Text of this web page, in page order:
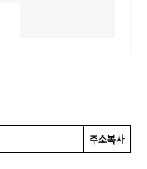
주소복사